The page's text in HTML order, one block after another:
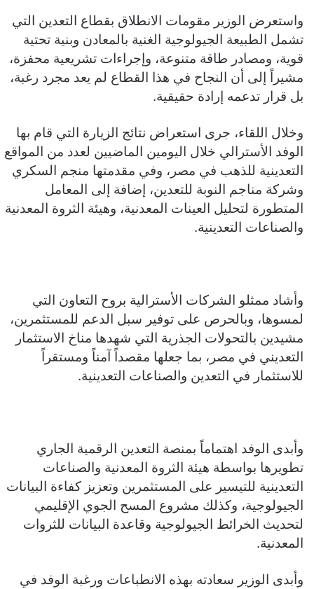
واستعرض الوزير مقومات الانطلاق بقطاع التعدين التي
تشمل الطبيعة الجيولوجية الغنية بالمعادن وبنية تحتية
قوية، ومصادر طاقة متنوعة، وإجراءات تشريعية محفزة،
مشيراً إلى أن النجاح في هذا القطاع لم يعد مجرد رغبة،
بل قرار تدعمه إرادة حقيقية.
وخلال اللقاء، جرى استعراض نتائج الزيارة التي قام بها
الوفد الأسترالي خلال اليومين الماضيين لعدد من المواقع
التعدينية للذهب في مصر، وفي مقدمتها منجم السكري
وشركة مناجم النوبة للتعدين، إضافة إلى المعامل
المتطورة لتحليل العينات المعدنية، وهيئة الثروة المعدنية
والصناعات التعدينية.
وأشاد ممثلو الشركات الأسترالية بروح التعاون التي
لمسوها، وبالحرص على توفير سبل الدعم للمستثمرين،
مشيدين بالتحولات الجذرية التي شهدها مناخ الاستثمار
التعديني في مصر، بما جعلها مقصداً آمناً ومستقراً
للاستثمار في التعدين والصناعات التعدينية.
وأبدى الوفد اهتماماً بمنصة التعدين الرقمية الجاري
تطويرها بواسطة هيئة الثروة المعدنية والصناعات
التعدينية للتيسير على المستثمرين وتعزيز كفاءة البيانات
الجيولوجية، وكذلك مشروع المسح الجوي الإقليمي
لتحديث الخرائط الجيولوجية وقاعدة البيانات للثروات
المعدنية.
وأبدى الوزير سعادته بهذه الانطباعات ورغبة الوفد في